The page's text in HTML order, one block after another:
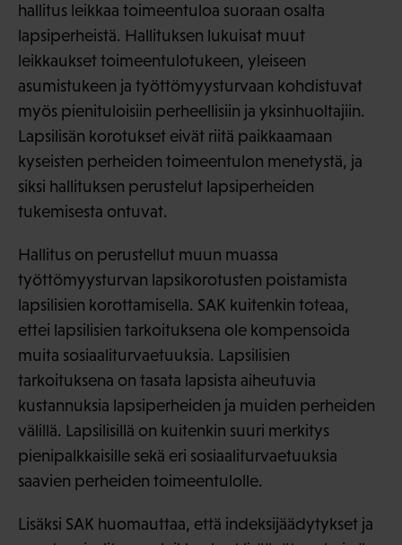
hallitus leikkaa toimeentuloa suoraan osalta
lapsiperheistä. Hallituksen lukuisat muut
leikkaukset toimeentulotukeen, yleiseen
asumistukeen ja työttömyysturvaan kohdistuvat
myös pienituloisiin perheellisiin ja yksinhuoltajiin.
Lapsilisän korotukset eivät riitä paikkaamaan
kyseisten perheiden toimeentulon menetystä, ja
siksi hallituksen perustelut lapsiperheiden
tukemisesta ontuvat.
Hallitus on perustellut muun muassa
työttömyysturvan lapsikorotusten poistamista
lapsilisien korottamisella. SAK kuitenkin toteaa,
ettei lapsilisien tarkoituksena ole kompensoida
muita sosiaaliturvaetuuksia. Lapsilisien
tarkoituksena on tasata lapsista aiheutuvia
kustannuksia lapsiperheiden ja muiden perheiden
välillä. Lapsilisillä on kuitenkin suuri merkitys
pienipalkkaisille sekä eri sosiaaliturvaetuuksia
saavien perheiden toimeentulolle.
Lisäksi SAK huomauttaa, että indeksijäädytykset ja